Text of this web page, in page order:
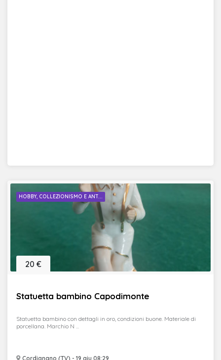
HOBBY, COLLEZIONISMO E ANT...
Statuetta bambino Capodimonte
Cordignano (TV) - 19 giu 08:29
20 €
Statuetta bambino con dettagli in oro, condizioni buone. Materiale di
porcellana. Marchio N ...